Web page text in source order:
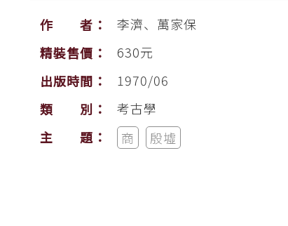
作 者：
李濟、萬家保
精裝售價：
630元
出版時間：
1970/06
類 別：
考古學
主 題：
商 殷墟